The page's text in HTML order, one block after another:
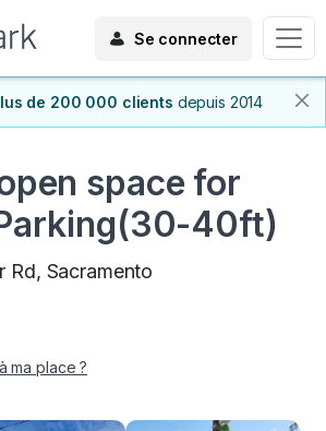
Se connecter
de 200 000 clients depuis 2014
space for
40ft)
Rd, Sacramento
ma place ?